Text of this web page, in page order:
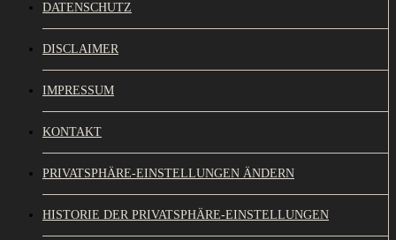
DATENSCHUTZ
DISCLAIMER
IMPRESSUM
KONTAKT
PRIVATSPHÄRE-EINSTELLUNGEN ÄNDERN
HISTORIE DER PRIVATSPHÄRE-EINSTELLUNGEN